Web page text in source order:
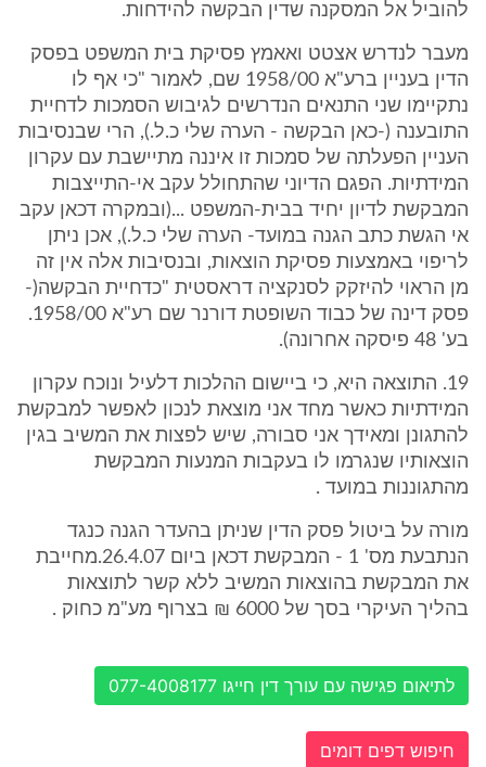
להוביל אל המסקנה שדין הבקשה להידחות.
מעבר לנדרש אצטט ואאמץ פסיקת בית המשפט בפסק
הדין בעניין ברע"א 1958/00 שם, לאמור "כי אף לו
נתקיימו שני התנאים הנדרשים לגיבוש הסמכות לדחיית
התובענה (-כאן הבקשה - הערה שלי כ.ל.), הרי שבנסיבות
העניין הפעלתה של סמכות זו איננה מתיישבת עם עקרון
המידתיות. הפגם הדיוני שהתחולל עקב אי-התייצבות
המבקשת לדיון יחיד בבית-המשפט ...(ובמקרה דכאן עקב
אי הגשת כתב הגנה במועד- הערה שלי כ.ל.), אכן ניתן
לריפוי באמצעות פסיקת הוצאות, ובנסיבות אלה אין זה
מן הראוי להיזקק לסנקציה דראסטית "כדחיית הבקשה(-
פסק דינה של כבוד השופטת דורנר שם רע"א 1958/00.
בע' 48 פיסקה אחרונה).
19. התוצאה היא, כי ביישום ההלכות דלעיל ונוכח עקרון
המידתיות כאשר מחד אני מוצאת לנכון לאפשר למבקשת
להתגונן ומאידך אני סבורה, שיש לפצות את המשיב בגין
הוצאותיו שנגרמו לו בעקבות המנעות המבקשת
מהתגוננות במועד .
מורה על ביטול פסק הדין שניתן בהעדר הגנה כנגד
הנתבעת מס' 1 - המבקשת דכאן ביום 26.4.07.מחייבת
את המבקשת בהוצאות המשיב ללא קשר לתוצאות
בהליך העיקרי בסך של 6000 ₪ בצרוף מע"מ כחוק .
לתיאום פגישה עם עורך דין חייגו 077-4008177
חיפוש דפים דומים